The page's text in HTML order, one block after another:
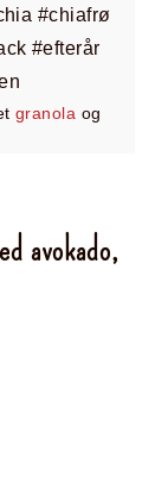
granola og
avokado,